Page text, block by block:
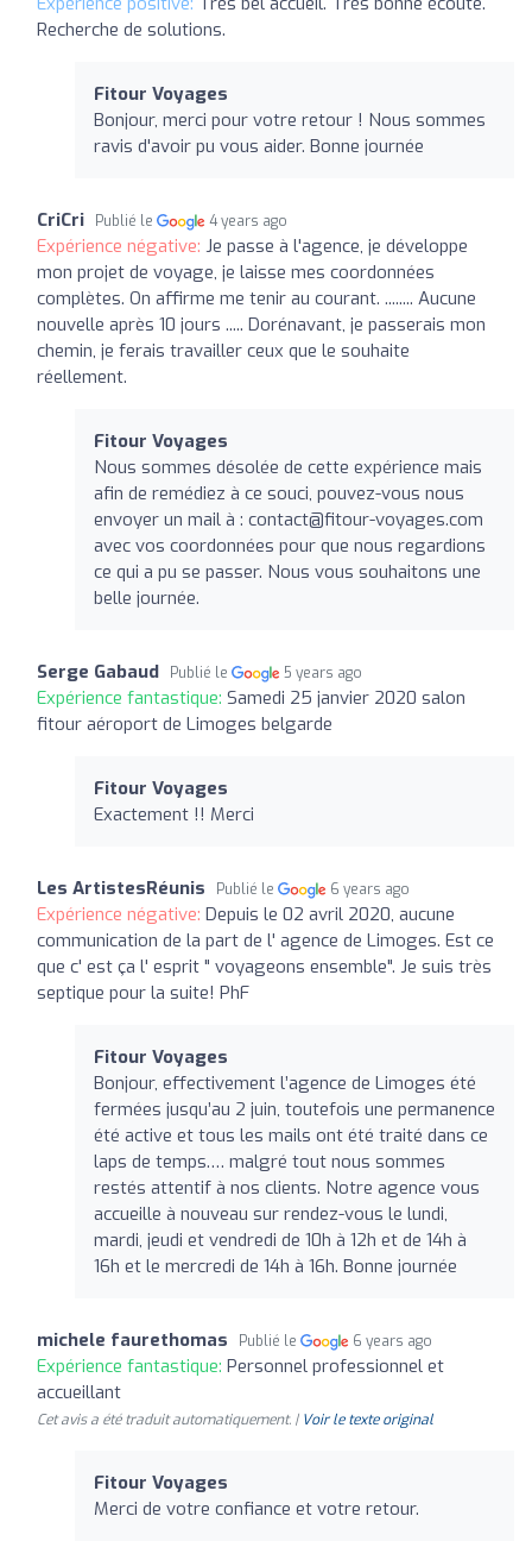
Recherche de solutions.
Fitour Voyages
Bonjour, merci pour votre retour ! Nous sommes
ravis d'avoir pu vous aider. Bonne journée
CriCri Publié le 4 years ago
Expérience négative: Je passe à l'agence, je développe
mon projet de voyage, je laisse mes coordonnées
complètes. On affirme me tenir au courant. ........ Aucune
nouvelle après 10 jours ..... Dorénavant, je passerais mon
chemin, je ferais travailler ceux que le souhaite
réellement.
Fitour Voyages
Nous sommes désolée de cette expérience mais
afin de remédiez à ce souci, pouvez-vous nous
envoyer un mail à : contact@fitour-voyages.com
avec vos coordonnées pour que nous regardions
ce qui a pu se passer. Nous vous souhaitons une
belle journée.
Serge Gabaud Publié le 5 years ago
Expérience fantastique: Samedi 25 janvier 2020 salon
fitour aéroport de Limoges belgarde
Fitour Voyages
Exactement !! Merci
Les ArtistesRéunis Publié le 6 years ago
Expérience négative: Depuis le 02 avril 2020, aucune
communication de la part de l' agence de Limoges. Est ce
que c' est ça l' esprit " voyageons ensemble". Je suis très
septique pour la suite! PhF
Fitour Voyages
Bonjour, effectivement l’agence de Limoges été
fermées jusqu’au 2 juin, toutefois une permanence
été active et tous les mails ont été traité dans ce
laps de temps.… malgré tout nous sommes
restés attentif à nos clients. Notre agence vous
accueille à nouveau sur rendez-vous le lundi,
mardi, jeudi et vendredi de 10h à 12h et de 14h à
16h et le mercredi de 14h à 16h. Bonne journée
michele faurethomas Publié le 6 years ago
Expérience fantastique: Personnel professionnel et
accueillant
Cet avis a été traduit automatiquement. | Voir le texte original
Fitour Voyages
Merci de votre confiance et votre retour.